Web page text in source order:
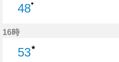
48●
16時
53★